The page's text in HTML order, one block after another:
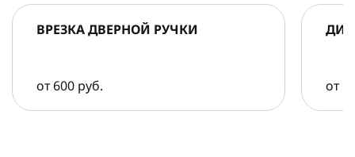
ВРЕЗКА ДВЕРНОЙ РУЧКИ
от 600 руб. от